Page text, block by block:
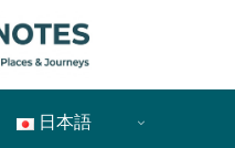
日本語